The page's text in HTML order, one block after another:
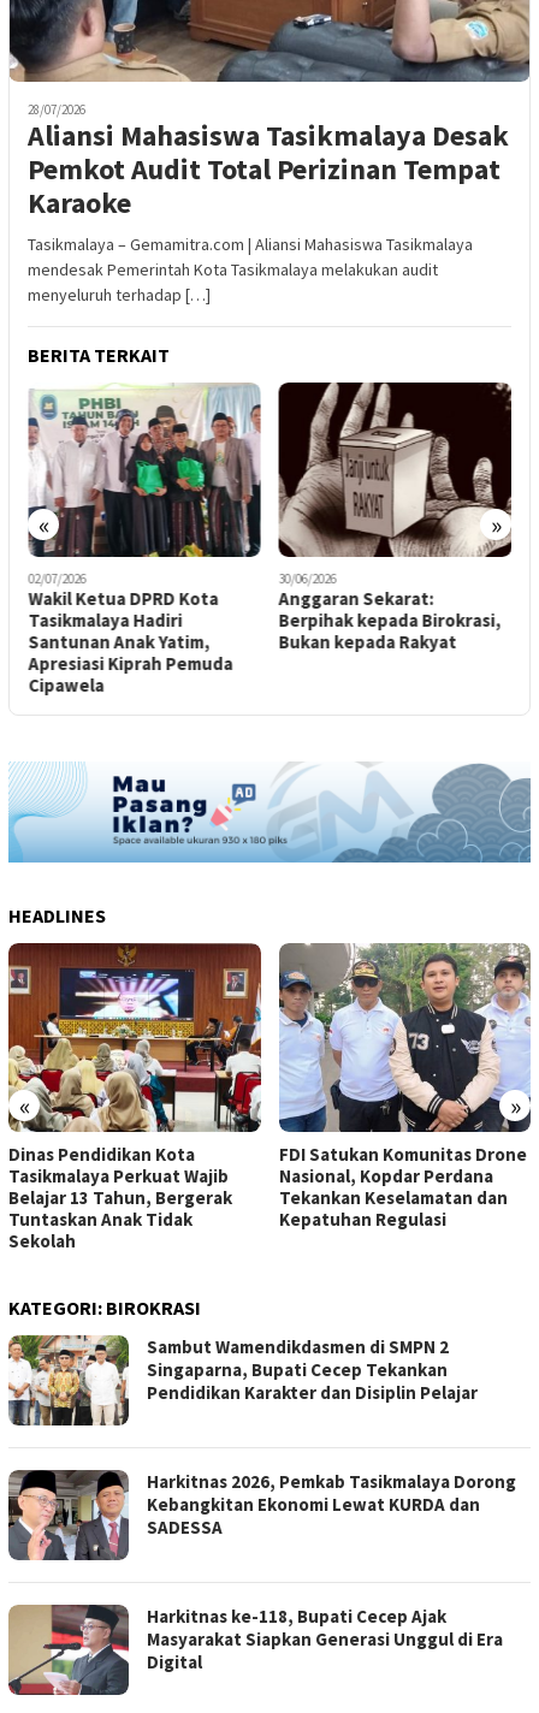
28/07/2026
Aliansi Mahasiswa Tasikmalaya Desak
Pemkot Audit Total Perizinan Tempat
Karaoke
Tasikmalaya – Gemamitra.com | Aliansi Mahasiswa Tasikmalaya
mendesak Pemerintah Kota Tasikmalaya melakukan audit
menyeluruh terhadap […]
BERITA TERKAIT
« »
02/07/2026
Wakil Ketua DPRD Kota
Tasikmalaya Hadiri
Santunan Anak Yatim,
Apresiasi Kiprah Pemuda
Cipawela
30/06/2026
Anggaran Sekarat:
Berpihak kepada Birokrasi,
Bukan kepada Rakyat
HEADLINES
« »
Dinas Pendidikan Kota
Tasikmalaya Perkuat Wajib
Belajar 13 Tahun, Bergerak
Tuntaskan Anak Tidak
Sekolah
FDI Satukan Komunitas Drone
Nasional, Kopdar Perdana
Tekankan Keselamatan dan
Kepatuhan Regulasi
KATEGORI: BIROKRASI
Sambut Wamendikdasmen di SMPN 2
Singaparna, Bupati Cecep Tekankan
Pendidikan Karakter dan Disiplin Pelajar
Harkitnas 2026, Pemkab Tasikmalaya Dorong
Kebangkitan Ekonomi Lewat KURDA dan
SADESSA
Harkitnas ke-118, Bupati Cecep Ajak
Masyarakat Siapkan Generasi Unggul di Era
Digital